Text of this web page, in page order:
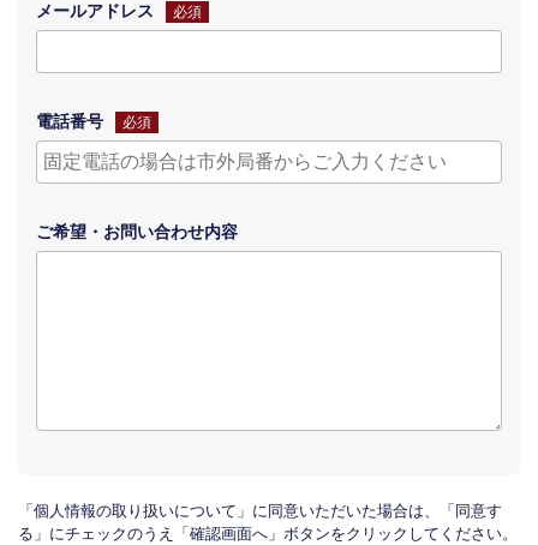
メールアドレス 必須
電話番号 必須
ご希望・ お問い合わせ内容
「個人情報の取り扱いについて」に同意いただいた場合は、「同意す
る」にチェックのうえ「確認画面へ」ボタンをクリックしてください。